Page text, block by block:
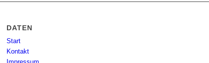
DATEN
Start
Kontakt